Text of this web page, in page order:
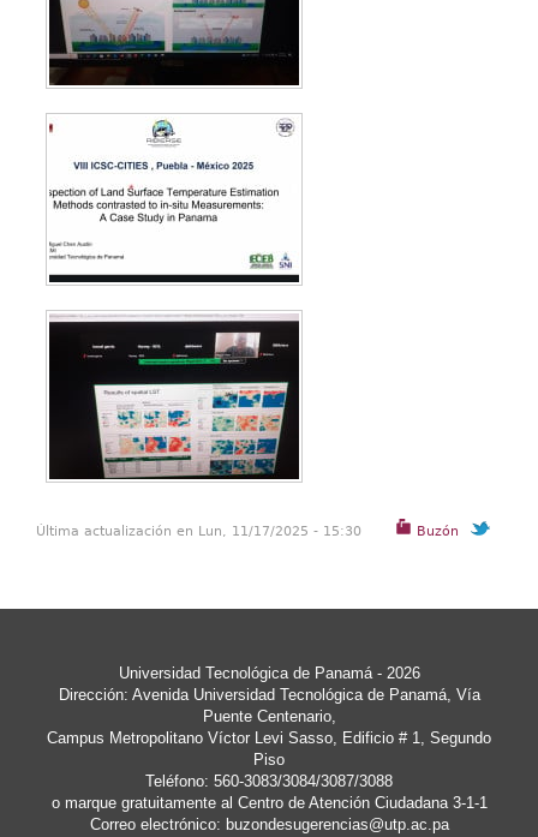
Buzón
Última actualización en Lun, 11/17/2025 - 15:30
Universidad Tecnológica de Panamá - 2026
Dirección: Avenida Universidad Tecnológica de Panamá, Vía
Puente Centenario,
Campus Metropolitano Víctor Levi Sasso, Edificio # 1, Segundo
Piso
Teléfono: 560-3083/3084/3087/3088
o marque gratuitamente al Centro de Atención Ciudadana 3-1-1
Correo electrónico: buzondesugerencias@utp.ac.pa